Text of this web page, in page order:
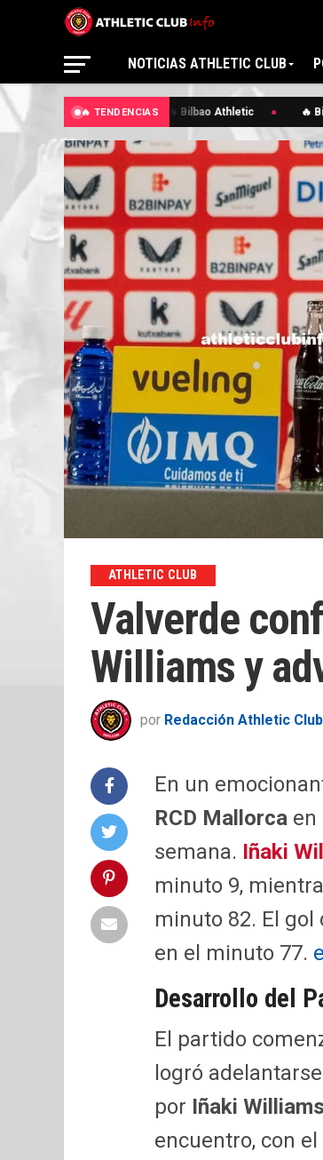
NOTICIAS ATHLETIC CLUB
🔥 TENDENCIAS 🔥 Bilbao Athletic 🔥
ATHLETIC CLUB
Valverde
Williams y
por Redacción Athletic
En un
RCD Mallorca en
semana. Iñaki
minuto 9,
minuto 82. El
en el minuto 77.
Desarrollo del
El partido
logró
por Iñaki Williams
encuentro, con